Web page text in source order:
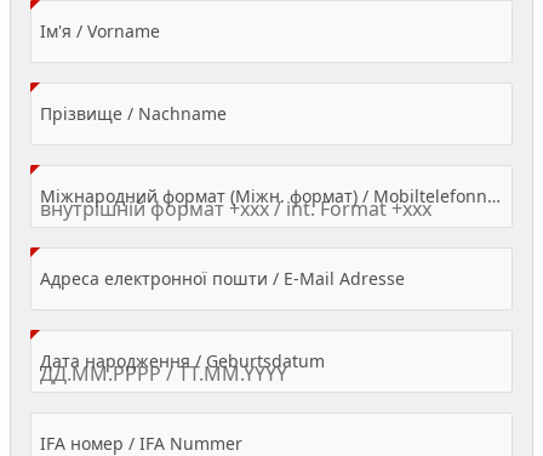
Ім'я / Vorname(Value Required)
Прізвище / Nachname(Value Required)
Міжнародний формат (Міжн. формат) / Mobiltelefonnummer
Адреса електронної пошти / E-Mail Adresse(Value Required)
Дата народження / Geburtsdatum
IFA номер / IFA Nummer